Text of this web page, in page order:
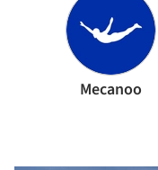
Mecanoo